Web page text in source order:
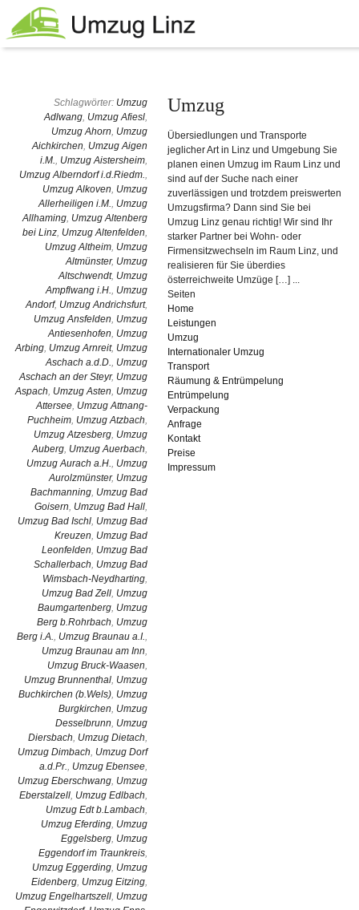
Schlagwörter: Umzug
Adlwang, Umzug Afiesl,
Umzug Ahorn, Umzug
Aichkirchen, Umzug Aigen
i.M., Umzug Aistersheim,
Umzug Alberndorf i.d.Riedm.,
Umzug Alkoven, Umzug
Allerheiligen i.M., Umzug
Allhaming, Umzug Altenberg
bei Linz, Umzug Altenfelden,
Umzug Altheim, Umzug
Altmünster, Umzug
Altschwendt, Umzug
Ampflwang i.H., Umzug
Andorf, Umzug Andrichsfurt,
Umzug Ansfelden, Umzug
Antiesenhofen, Umzug
Arbing, Umzug Arnreit, Umzug
Aschach a.d.D., Umzug
Aschach an der Steyr, Umzug
Aspach, Umzug Asten, Umzug
Attersee, Umzug Attnang-
Puchheim, Umzug Atzbach,
Umzug Atzesberg, Umzug
Auberg, Umzug Auerbach,
Umzug Aurach a.H., Umzug
Aurolzmünster, Umzug
Bachmanning, Umzug Bad
Goisern, Umzug Bad Hall,
Umzug Bad Ischl, Umzug Bad
Kreuzen, Umzug Bad
Leonfelden, Umzug Bad
Schallerbach, Umzug Bad
Wimsbach-Neydharting,
Umzug Bad Zell, Umzug
Baumgartenberg, Umzug
Berg b.Rohrbach, Umzug
Berg i.A., Umzug Braunau a.I.,
Umzug Braunau am Inn,
Umzug Bruck-Waasen,
Umzug Brunnenthal, Umzug
Buchkirchen (b.Wels), Umzug
Burgkirchen, Umzug
Desselbrunn, Umzug
Diersbach, Umzug Dietach,
Umzug Dimbach, Umzug Dorf
a.d.Pr., Umzug Ebensee,
Umzug Eberschwang, Umzug
Eberstalzell, Umzug Edlbach,
Umzug Edt b.Lambach,
Umzug Eferding, Umzug
Eggelsberg, Umzug
Eggendorf im Traunkreis,
Umzug Eggerding, Umzug
Eidenberg, Umzug Eitzing,
Umzug Engelhartszell, Umzug
Umzug
Übersiedlungen und Transporte
jeglicher Art in Linz und Umgebung Sie
planen einen Umzug im Raum Linz und
sind auf der Suche nach einer
zuverlässigen und trotzdem preiswerten
Umzugsfirma? Dann sind Sie bei
Umzug Linz genau richtig! Wir sind Ihr
starker Partner bei Wohn- oder
Firmensitzwechseln im Raum Linz, und
realisieren für Sie überdies
österreichweite Umzüge […] ...
Seiten
Home
Leistungen
Umzug
Internationaler Umzug
Transport
Räumung & Entrümpelung
Entrümpelung
Verpackung
Anfrage
Kontakt
Preise
Impressum